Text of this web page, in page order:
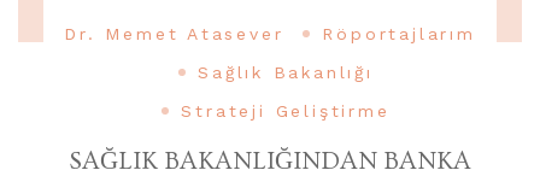
Dr. Memet Atasever
Röportajlarım
Sağlık Bakanlığı
Strateji Geliştirme
SAĞLIK BAKANLIĞINDAN BANKA